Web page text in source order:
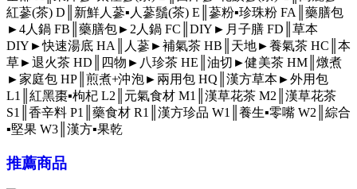
紅蔘(茶) D║新鮮人蔘▪人蔘鬚(茶) E║蔘粉▪珍珠粉 FA║藥膳包
►4人鍋 FB║藥膳包►2人鍋 FC║DIY►月子膳 FD║草本
DIY►快速湯底 HA║人蔘►補氣茶 HB║天地►養氣茶 HC║本
草►退火茶 HD║四物►八珍茶 HE║油切►健美茶 HM║燉煮
►家庭包 HP║煎煮+沖泡►兩用包 HQ║漢方草本►外用包
L1║紅黑棗▪枸杞 L2║元氣食材 M1║漢草花茶 M2║漢草花茶
S1║香辛料 P1║藥食材 R1║漢方珍品 W1║養生▪零嘴 W2║綜合
▪堅果 W3║漢方▪果乾
推薦商品